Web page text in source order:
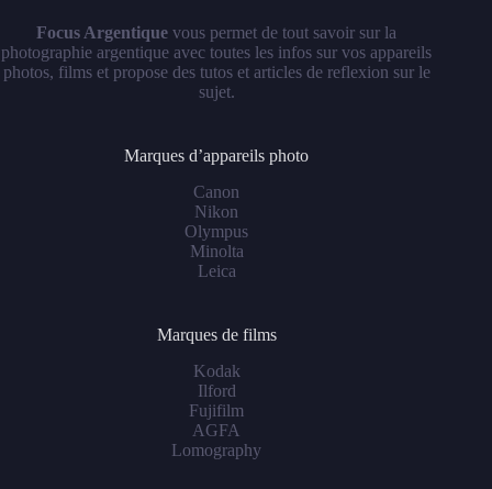
Focus Argentique vous permet de tout savoir sur la
photographie argentique avec toutes les infos sur vos appareils
photos, films et propose des tutos et articles de reflexion sur le
sujet.
Marques d’appareils photo
Canon
Nikon
Olympus
Minolta
Leica
Marques de films
Kodak
Ilford
Fujifilm
AGFA
Lomography